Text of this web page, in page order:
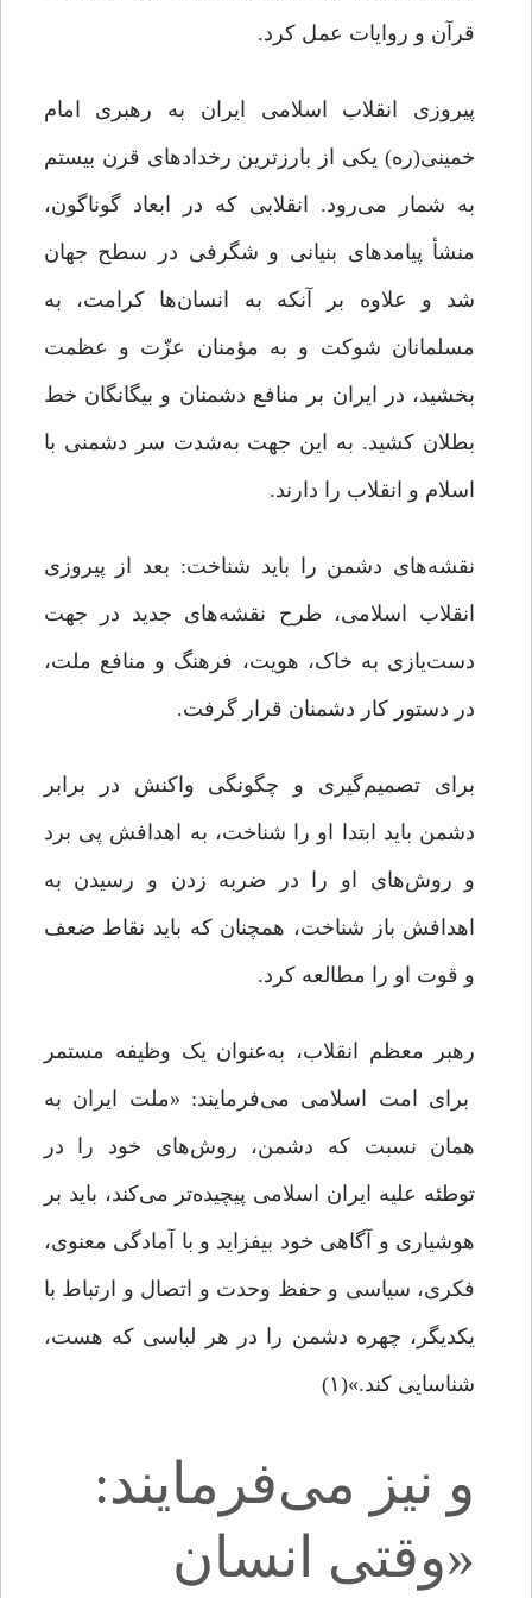
قرآن و روایات عمل کرد.
پیروزی انقلاب اسلامی ایران به رهبری امام
خمینی(ره) یکی از بارزترین رخدادهای قرن بیستم
به شمار می‌رود. انقلابی که در ابعاد گوناگون،
منشأ پیامدهای بنیانی و شگرفی در سطح جهان
شد و علاوه بر آنکه به انسان‌ها کرامت، به
مسلمانان شوکت و به مؤمنان عزّت و عظمت
بخشید، در ایران بر منافع دشمنان و بیگانگان خط
بطلان کشید. به این جهت به‌شدت سر دشمنی با
اسلام و انقلاب را دارند.
نقشه‌های دشمن را باید شناخت: بعد از پیروزی
انقلاب اسلامی، طرح نقشه‌های جدید در جهت
دست‌یازی به خاک، هویت، فرهنگ و منافع ملت،
در دستور کار دشمنان قرار گرفت.
برای تصمیم‌گیری و چگونگی واکنش در برابر
دشمن باید ابتدا او را شناخت، به اهدافش پی برد
و روش‌های او را در ضربه زدن و رسیدن به
اهدافش باز شناخت، همچنان که باید نقاط ضعف
و قوت او را مطالعه کرد.
رهبر معظم انقلاب، به‌عنوان یک وظیفه مستمر
برای امت اسلامی می‌فرمایند: «ملت ایران به
همان نسبت که دشمن، روش‌های خود را در
توطئه علیه ایران اسلامی پیچیده‌تر می‌کند، باید بر
هوشیاری و آگاهی خود بیفزاید و با آمادگی معنوی،
فکری، سیاسی و حفظ وحدت و اتصال و ارتباط با
یکدیگر، چهره‌ دشمن را در هر لباسی که هست،
شناسایی کند.»(۱)
و نیز می‌فرمایند:
«وقتی انسان